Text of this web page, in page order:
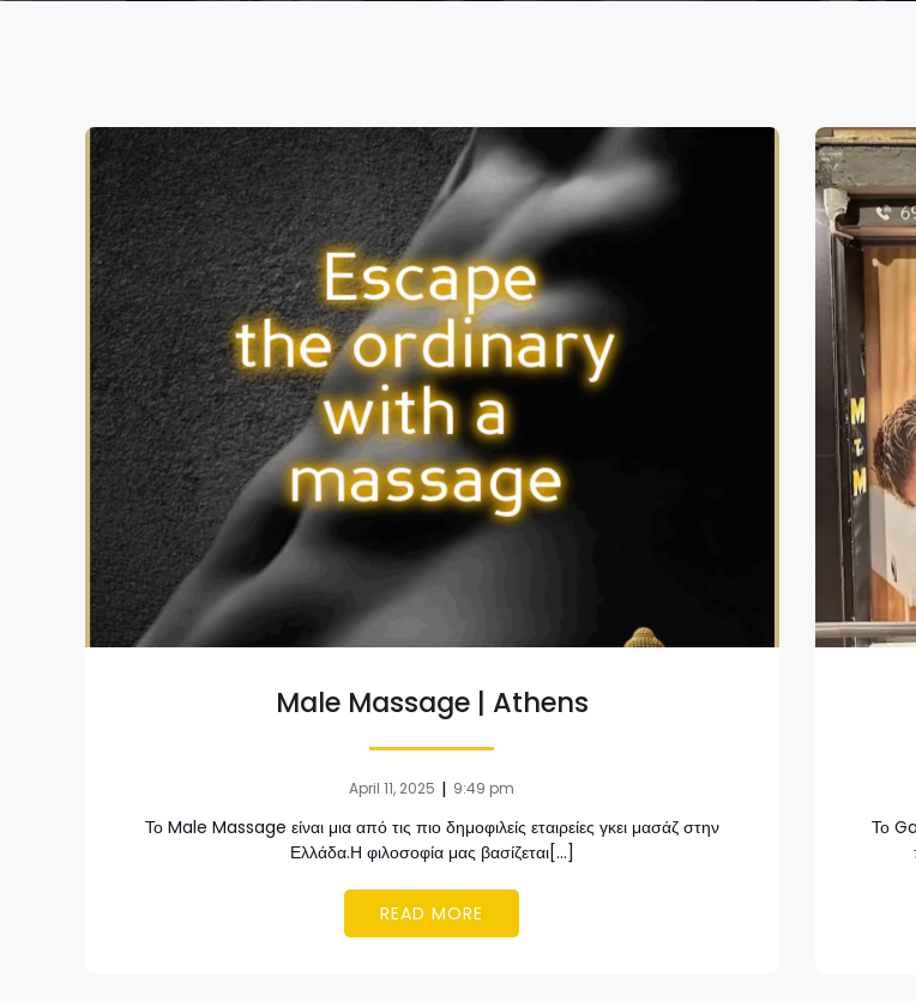
Male Massage | Athens
April 11, 2025 | 9:49 pm
Το Male Massage είναι μια από τις πιο δημοφιλείς εταιρείες γκει μασάζ στην
Ελλάδα.Η φιλοσοφία μας βασίζεται[…]
READ MORE
Το